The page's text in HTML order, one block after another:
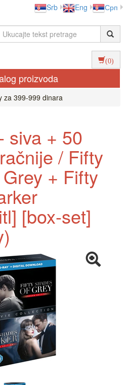
Srb Eng Срп
(0)
proizvoda
za 399-999 dinara
siva + 50
/ Fifty
+ Fifty
[box-set]